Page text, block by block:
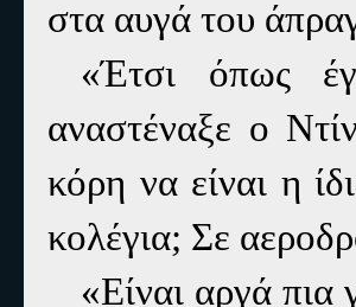
στα αυγά του
«Έτσι όπως
αναστέναξε ο
κόρη να είναι η
κολέγια; Σε
«Είναι αργά